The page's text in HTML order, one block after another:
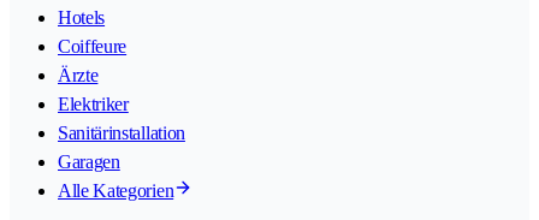
Hotels
Coiffeure
Ärzte
Elektriker
Sanitärinstallation
Garagen
Alle Kategorien